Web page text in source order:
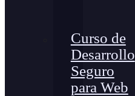
Curso de
Desarrollo
Seguro
para Web